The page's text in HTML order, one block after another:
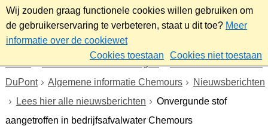
Wij zouden graag functionele cookies willen gebruiken om
de gebruikerservaring te verbeteren, staat u dit toe? Meer
informatie over de cookiewet
Cookies toestaan
Cookies niet toestaan
Nieuws & bekendmakingen
Dossier Chemours en
DuPont
Algemene informatie Chemours
Nieuwsberichten
Lees hier alle nieuwsberichten
Onvergunde stof
aangetroffen in bedrijfsafvalwater Chemours